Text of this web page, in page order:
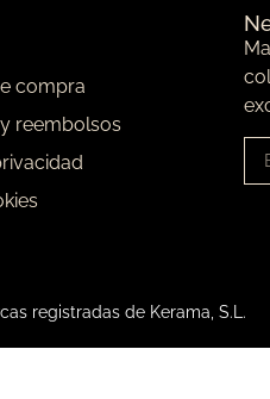
compra
reembolsos
registradas de Kerama, S.L.